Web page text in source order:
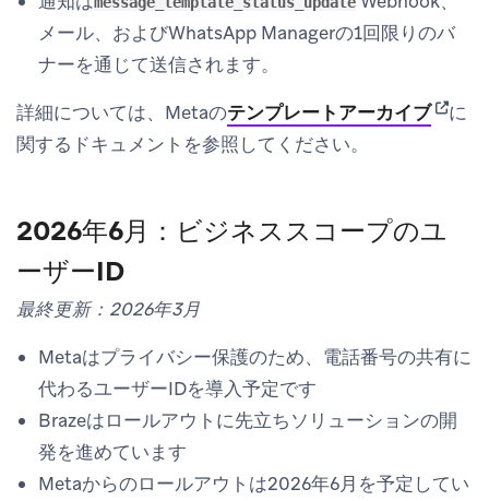
メール、およびWhatsApp Managerの1回限りのバ
ナーを通じて送信されます。
詳細については、Metaのテンプレートアーカイブ
に
関するドキュメントを参照してください。
2026年6月：ビジネススコープのユ
ーザーID
最終更新：2026年3月
Metaはプライバシー保護のため、電話番号の共有に
代わるユーザーIDを導入予定です
Brazeはロールアウトに先立ちソリューションの開
発を進めています
Metaからのロールアウトは2026年6月を予定してい